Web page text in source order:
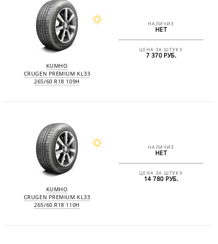
KUMHO
CRUGEN PREMIUM KL33
265/60 R18 109H
НАЛИЧИЕ
НЕТ
ЦЕНА ЗА ШТУКУ
7 370 РУБ.
KUMHO
CRUGEN PREMIUM KL33
265/60 R18 110H
НАЛИЧИЕ
НЕТ
ЦЕНА ЗА ШТУКУ
14 780 РУБ.